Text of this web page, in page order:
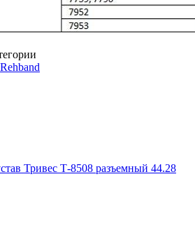
Тривес Т-8508 разъемный 44.28